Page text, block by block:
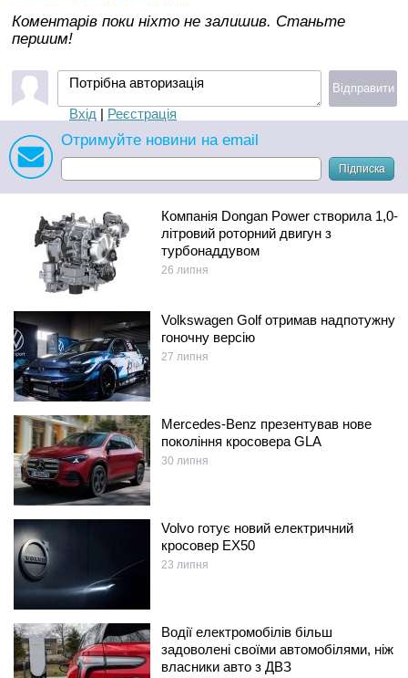
Коментарів поки ніхто не залишив. Станьте
першим!
Потрібна авторизація
Вхід | Реєстрація
Відправити
Отримуйте новини на email
Підписка
Компанія Dongan Power створила 1,0-
літровий роторний двигун з
турбонаддувом
26 липня
Volkswagen Golf отримав надпотужну
гоночну версію
27 липня
Mercedes-Benz презентував нове
покоління кросовера GLA
30 липня
Volvo готує новий електричний
кросовер EX50
23 липня
Водії електромобілів більш
задоволені своїми автомобілями, ніж
власники авто з ДВЗ